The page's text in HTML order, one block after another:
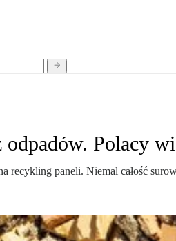
Polacy
recykling paneli. Niemal całość